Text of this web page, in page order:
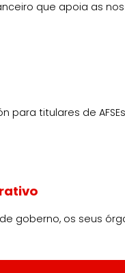
que apoia as
para titulares de
goberno, os seus
de avanzar
común a todos
progresiva
saudables e
impulsada por
das persoas